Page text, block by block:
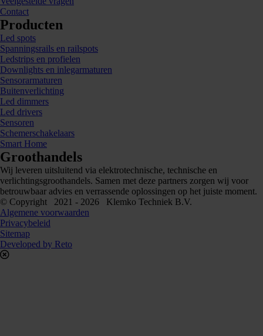
Contact
Producten
Led spots
Spanningsrails en railspots
Ledstrips en profielen
Downlights en inlegarmaturen
Sensorarmaturen
Buitenverlichting
Led dimmers
Led drivers
Sensoren
Schemerschakelaars
Smart Home
Groothandels
Wij leveren uitsluitend via elektrotechnische, technische en
verlichtingsgroothandels. Samen met deze partners zorgen wij voor
betrouwbaar advies en verrassende oplossingen op het juiste moment.
© Copyright 2021 - 2026 Klemko Techniek B.V.
Algemene voorwaarden
Privacybeleid
Sitemap
Developed by Reto